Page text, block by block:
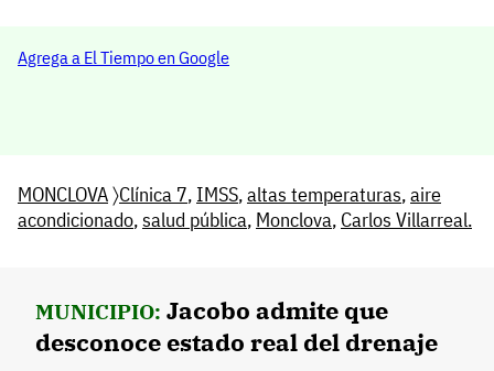
Agrega a El Tiempo en Google
MONCLOVA〉Clínica 7, IMSS,altas temperaturas,aire
acondicionado,salud pública, Monclova, Carlos Villarreal.
MUNICIPIO: Jacobo admite que
desconoce estado real del drenaje